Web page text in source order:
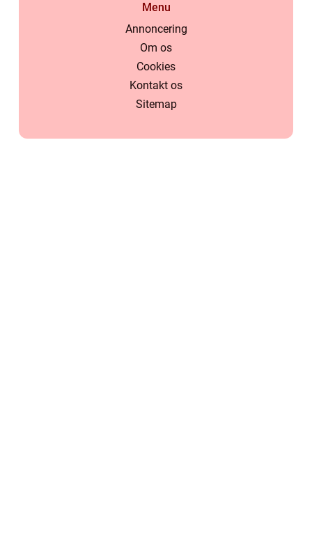
Menu
Annoncering
Om os
Cookies
Kontakt os
Sitemap